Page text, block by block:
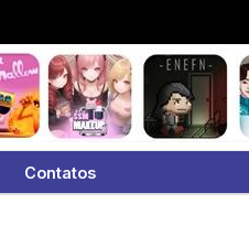
Contatos